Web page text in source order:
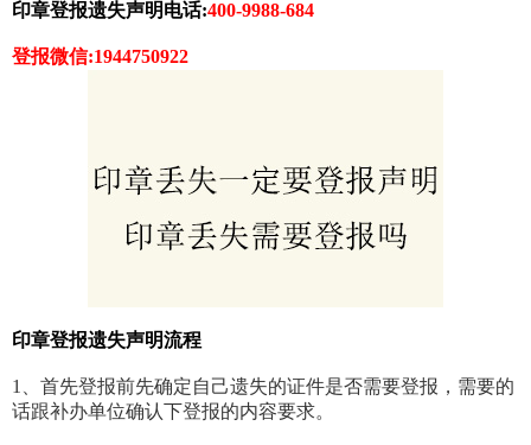
印章登报遗失声明电话:400-9988-684
登报微信:1944750922
印章登报遗失声明流程
1、首先登报前先确定自己遗失的证件是否需要登报，需要的
话跟补办单位确认下登报的内容要求。